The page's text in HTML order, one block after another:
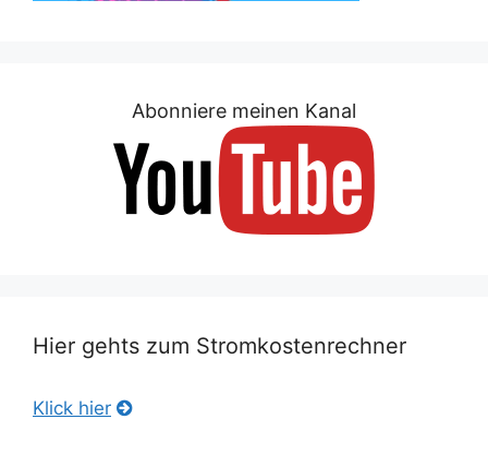
Abonniere meinen Kanal
Hier gehts zum Stromkostenrechner
Klick hier